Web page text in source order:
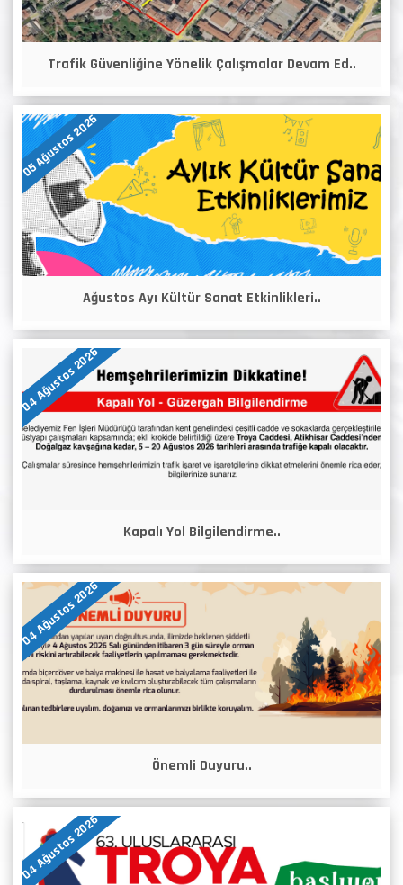
Trafik Güvenliğine Yönelik Çalışmalar Devam Ed..
05 Ağustos 2026
Ağustos Ayı Kültür Sanat Etkinlikleri..
04 Ağustos 2026
Kapalı Yol Bilgilendirme..
04 Ağustos 2026
Önemli Duyuru..
04 Ağustos 2026